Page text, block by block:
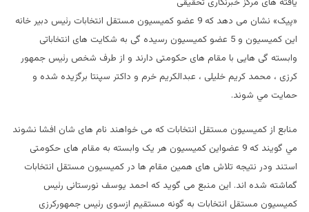
«پیک» نشان می دهد که 9 عضو کمیسیون مستقل انتخابات رئیس دبير خانه
این کمیسیون و 5 عضو کمیسیون رسیده گی به شکایت های انتخاباتی
وابسته گی هايی با مقام های حکومتی دارند و از طرف شخص رئیس جمهور
کرزی ، محمد کریم خلیلی ، عبدالکریم خرم و داکتر سپنتا برگزیده شده و
حمایت مي شوند.
منابع از کمیسیون مستقل انتخابات که می خواهند نام های شان افشا نشوند
مي گويند که 9 عضواین کمیسیون هر یک وابسته به مقام های حکومتی
استند ودر نتیجه تلاش های همین مقام ها در کمیسیون مستقل انتخابات
گماشته شده اند. این منبع می گوید که احمد یوسف نورستانی رئیس
کمیسیون مستقل انتخابات به گونه مستقیم ازسوی رئیس جمهورکرزی